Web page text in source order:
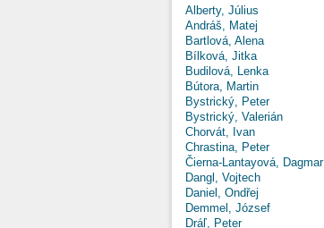
Alberty, Július
Andráš, Matej
Bartlová, Alena
Bílková, Jitka
Budilová, Lenka
Bútora, Martin
Bystrický, Peter
Bystrický, Valerián
Chorvát, Ivan
Chrastina, Peter
Čierna-Lantayová, Dagmar
Dangl, Vojtech
Daniel, Ondřej
Demmel, József
Dráľ, Peter